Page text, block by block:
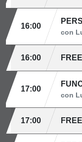
16:00
con
16:00
17:00
con
17:00